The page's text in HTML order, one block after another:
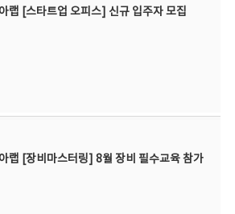
랩 [스타트업 오피스] 신규 입주자 모집
랩 [장비마스터링] 8월 장비 필수교육 참가